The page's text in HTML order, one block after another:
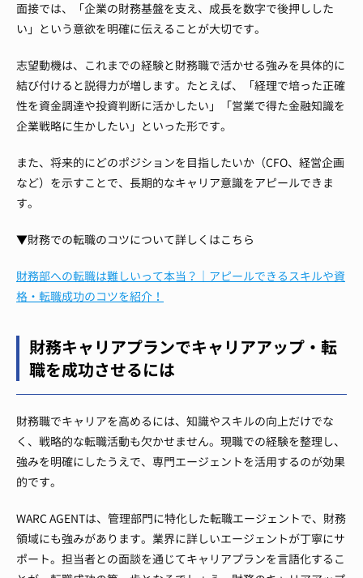
面接では、「企業の財務基盤を支え、成長を数字で後押しした
い」という意欲を明確に伝えることが大切です。
志望動機は、これまでの経験と財務職で活かせる強みを具体的に
結び付けると説得力が増します。たとえば、「経理で培った正確
性を資金調達や投資判断に活かしたい」「営業で得た金融知識を
企業戦略に生かしたい」といった形です。
また、将来的にどのポジションを目指したいか（CFO、経営企画
など）を示すことで、長期的なキャリア意識をアピールできま
す。
▼財務での転職のコツについて詳しくはこちら
財務部への転職は難しいって本当？｜アピールできるスキルや資
格・転職成功のコツを紹介！
財務キャリアプランでキャリアアップ・転
職を成功させるには
財務職でキャリアを高めるには、知識やスキルの向上だけでな
く、戦略的な転職活動も欠かせません。現職での経験を整理し、
強みを明確にしたうえで、専門エージェントを活用するのが効果
的です。
WARC AGENTは、管理部門に特化した転職エージェントで、財務
領域にも強みがあります。業界に詳しいエージェントが丁寧にサ
ポート。担当者との面談を通じてキャリアプランを言語化するこ